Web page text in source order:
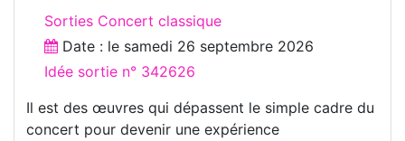
Sorties Concert classique
Date : le samedi 26 septembre 2026
Idée sortie n° 342626
Il est des œuvres qui dépassent le simple cadre du
concert pour devenir une expérience